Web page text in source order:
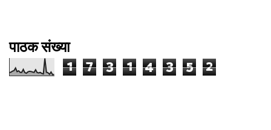
पाठक संख्या
1 7 3 1 4 3 5 2